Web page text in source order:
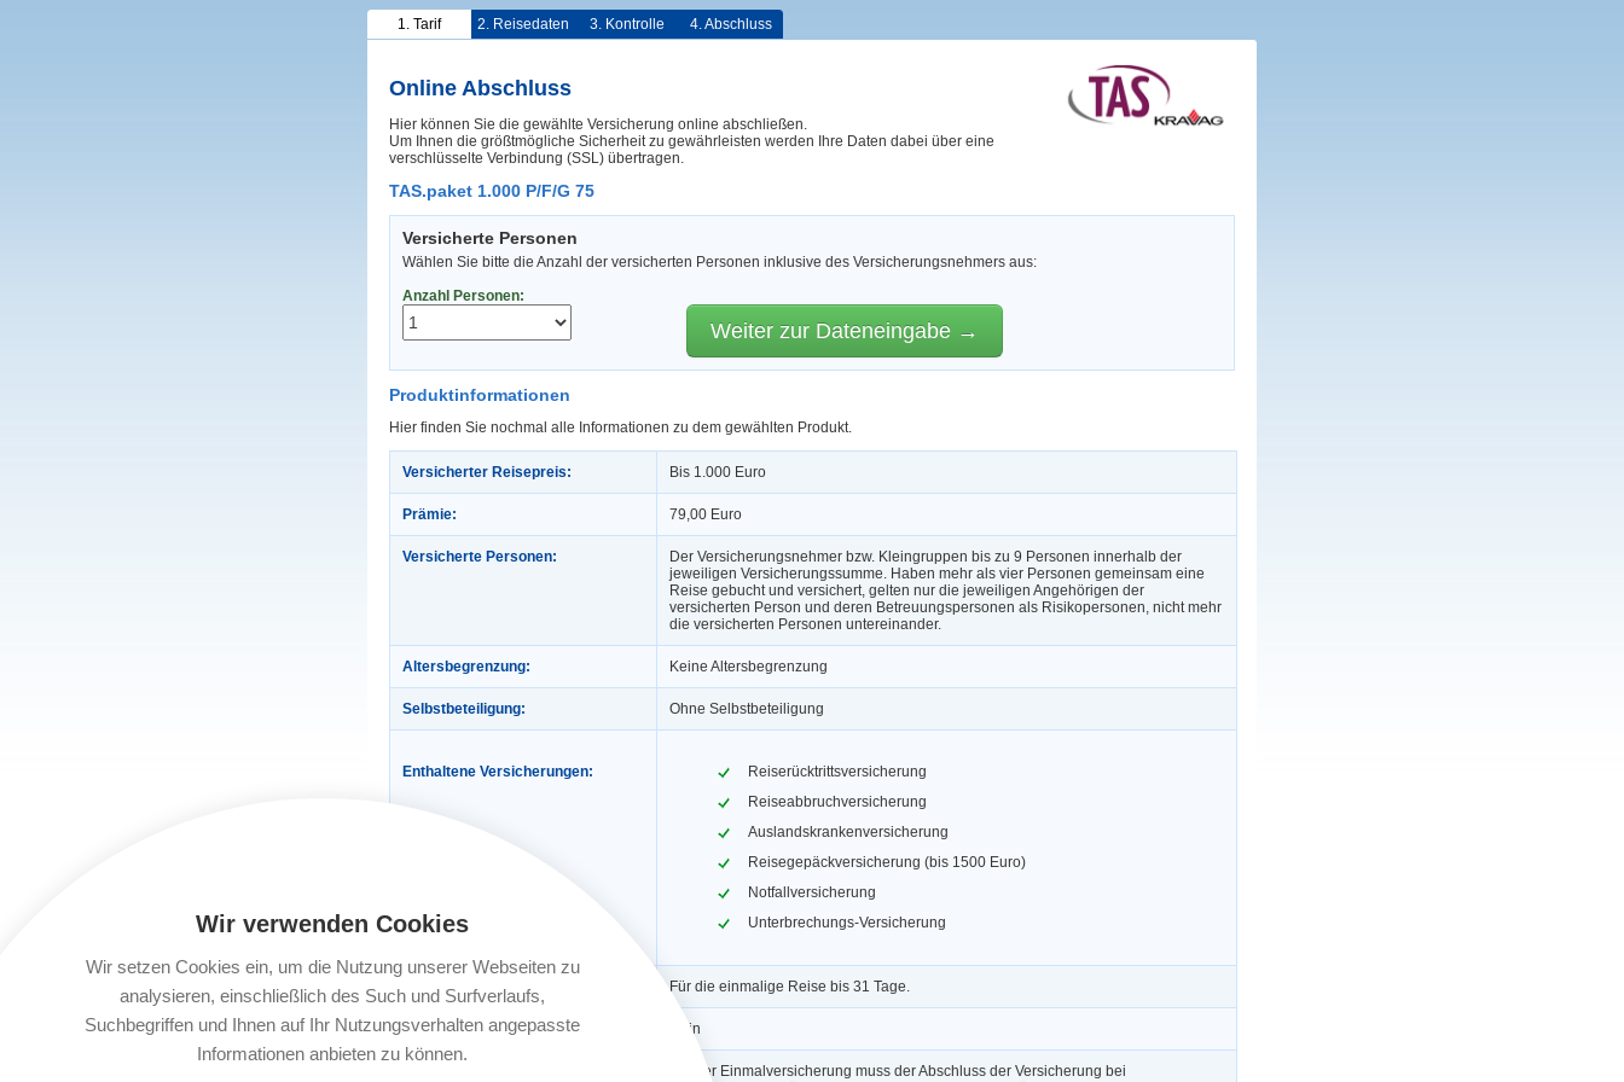
1. Tarif 2. Reisedaten 3. Kontrolle 4. Abschluss
Online Abschluss
Hier können Sie die gewählte Versicherung online abschließen.
Um Ihnen die größtmögliche Sicherheit zu gewährleisten werden Ihre Daten dabei über eine
verschlüsselte Verbindung (SSL) übertragen.
TAS.paket 1.000 P/F/G 75
Versicherte Personen
Wählen Sie bitte die Anzahl der versicherten Personen inklusive des Versicherungsnehmers aus:
Anzahl Personen:
Weiter zur Dateneingabe →
Produktinformationen
Hier finden Sie nochmal alle Informationen zu dem gewählten Produkt.
Versicherter Reisepreis: Bis 1.000 Euro
Prämie: 79,00 Euro
Versicherte Personen:
Der Versicherungsnehmer bzw. Kleingruppen bis zu 9 Personen innerhalb der
jeweiligen Versicherungssumme. Haben mehr als vier Personen gemeinsam eine
Reise gebucht und versichert, gelten nur die jeweiligen Angehörigen der
versicherten Person und deren Betreuungspersonen als Risikopersonen, nicht mehr
die versicherten Personen untereinander.
Altersbegrenzung: Keine Altersbegrenzung
Selbstbeteiligung: Ohne Selbstbeteiligung
Enthaltene Versicherungen:
Reiserücktrittsversicherung
Reiseabbruchversicherung
Auslandskrankenversicherung
Reisegepäckversicherung (bis 1500 Euro)
Notfallversicherung
Unterbrechungs-Versicherung
Gültigkeit: Für die einmalige Reise bis 31 Tage.
Automatische Verlängerung: Nein
Bei der Einmalversicherung muss der Abschluss der Versicherung bei
Wir verwenden Cookies
Wir setzen Cookies ein, um die Nutzung unserer Webseiten zu
analysieren, einschließlich des Such und Surfverlaufs,
Suchbegriffen und Ihnen auf Ihr Nutzungsverhalten angepasste
Informationen anbieten zu können.